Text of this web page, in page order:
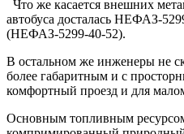
Что же касается внешних
автобуса досталась НЕФАЗ-
(НЕФАЗ-5299-40-52).
В остальном же инженеры не
более габаритным и с
комфортный проезд и для
Основным топливным